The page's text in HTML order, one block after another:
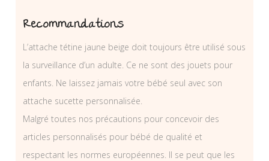
Recommandations
L’attache tétine jaune beige doit toujours être utilisé sous
la surveillance d’un adulte. Ce ne sont des jouets pour
enfants. Ne laissez jamais votre bébé seul avec son
attache sucette personnalisée.
Malgré toutes nos précautions pour concevoir des
articles personnalisés pour bébé de qualité et
respectant les normes européennes. Il se peut que les